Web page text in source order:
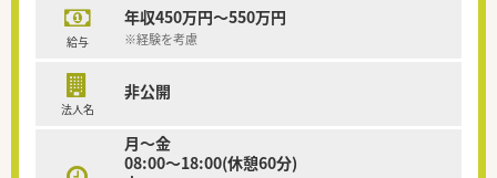
給与
年収450万円～550万円
※経験を考慮
法人名
非公開
月～金
08:00～18:00(休憩60分)